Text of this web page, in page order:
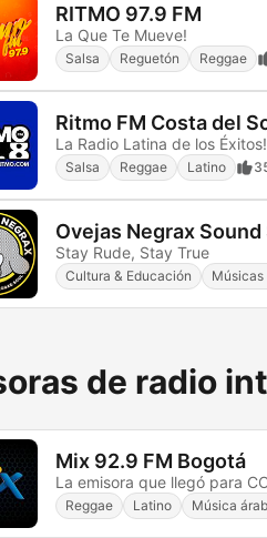
RITMO 97.9 FM
La Que Te Mueve!
Salsa Reguetón Reggae
Ritmo FM Costa del
La Radio Latina de los Éxitos!
Salsa Reggae Latino
Ovejas Negrax
Stay Rude, Stay True
Cultura & Educación Músicas
de radio
Mix 92.9 FM Bogotá
La emisora que llegó para
Reggae Latino Música